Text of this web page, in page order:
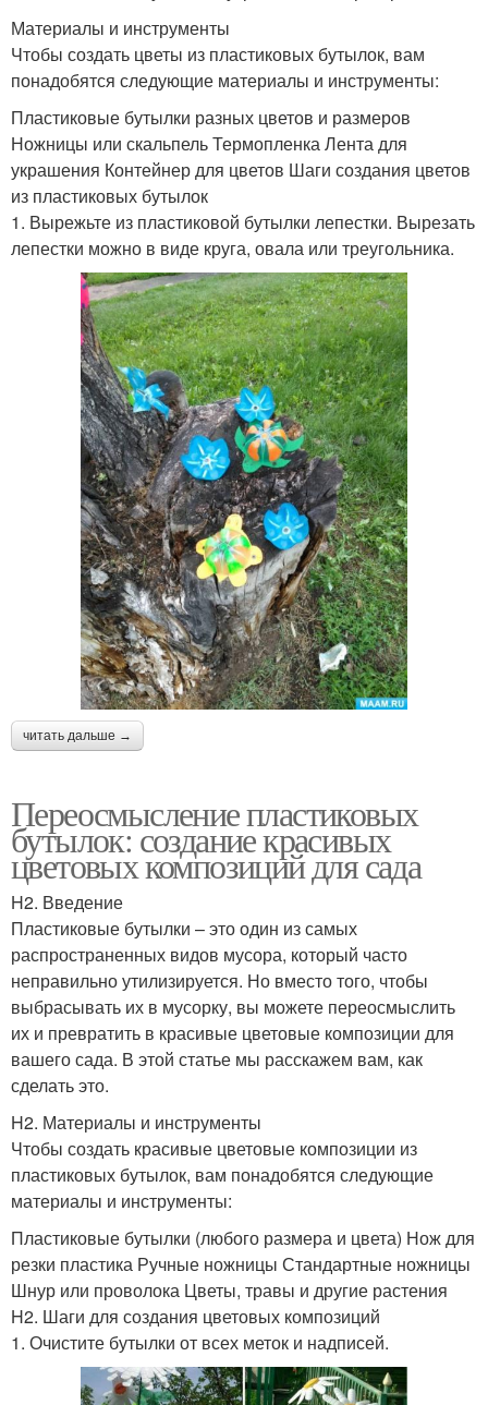
Материалы и инструменты
Чтобы создать цветы из пластиковых бутылок, вам
понадобятся следующие материалы и инструменты:
Пластиковые бутылки разных цветов и размеров
Ножницы или скальпель Термопленка Лента для
украшения Контейнер для цветов Шаги создания цветов
из пластиковых бутылок
1. Вырежьте из пластиковой бутылки лепестки. Вырезать
лепестки можно в виде круга, овала или треугольника.
читать дальше →
Переосмысление пластиковых
бутылок: создание красивых
цветовых композиций для сада
H2. Введение
Пластиковые бутылки – это один из самых
распространенных видов мусора, который часто
неправильно утилизируется. Но вместо того, чтобы
выбрасывать их в мусорку, вы можете переосмыслить
их и превратить в красивые цветовые композиции для
вашего сада. В этой статье мы расскажем вам, как
сделать это.
H2. Материалы и инструменты
Чтобы создать красивые цветовые композиции из
пластиковых бутылок, вам понадобятся следующие
материалы и инструменты:
Пластиковые бутылки (любого размера и цвета) Нож для
резки пластика Ручные ножницы Стандартные ножницы
Шнур или проволока Цветы, травы и другие растения
H2. Шаги для создания цветовых композиций
1. Очистите бутылки от всех меток и надписей.